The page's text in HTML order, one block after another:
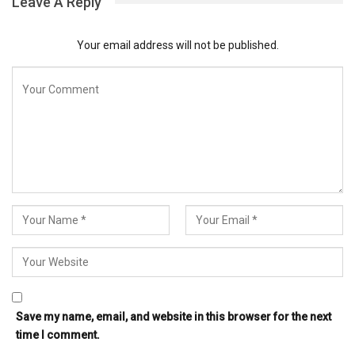
Your email address will not be published.
Save my name, email, and website in this browser for the next
time I comment.